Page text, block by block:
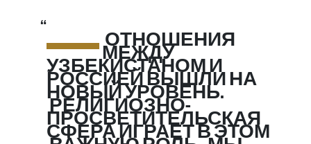
— ОТНОШЕНИЯ
МЕЖДУ
УЗБЕКИСТАНОМ И
РОССИЕЙ ВЫШЛИ НА
НОВЫЙ УРОВЕНЬ.
РЕЛИГИОЗНО-
ПРОСВЕТИТЕЛЬСКАЯ
СФЕРА ИГРАЕТ В ЭТОМ